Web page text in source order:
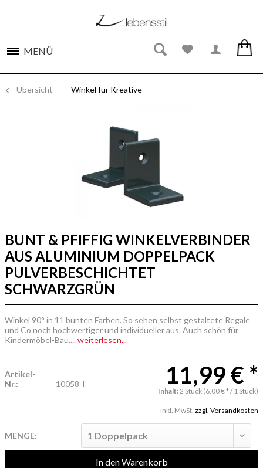
MENÜ
Übersicht Winkel für Kreative
BUNT & PFIFFIG WINKELVERBINDER
AUS ALUMINIUM DOPPELPACK
PULVERBESCHICHTET
SCHWARZGRÜN
Winkel 90° in 11 bunten Farben. So sehen selbst gestaltete Regale
und Co noch hochwertiger und individueller aus. Auch schön für
Kindermöbel-Bau.... weiterlesen...
Artikel-
Nr.:
10058_l 11,99 € *
Inhalt:2 Stück (6,00 € * / 1 Stück)
inkl. MwSt. zzgl. Versandkosten
MENGE:
In denWarenkorb